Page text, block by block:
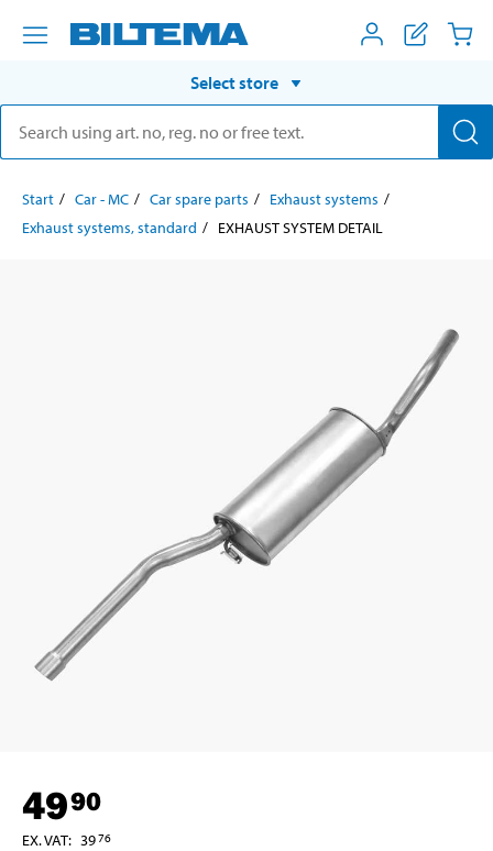
Select store
Start Car - MC Car spare parts
Exhaust systems
Exhaust systems, standard
EXHAUST SYSTEM DETAIL
4990
EX. VAT: 3976